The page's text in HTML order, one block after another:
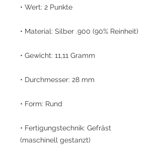
• Wert: 2 Punkte
• Material: Silber .900 (90% Reinheit)
• Gewicht: 11,11 Gramm
• Durchmesser: 28 mm
• Form: Rund
• Fertigungstechnik: Gefräst
(maschinell gestanzt)